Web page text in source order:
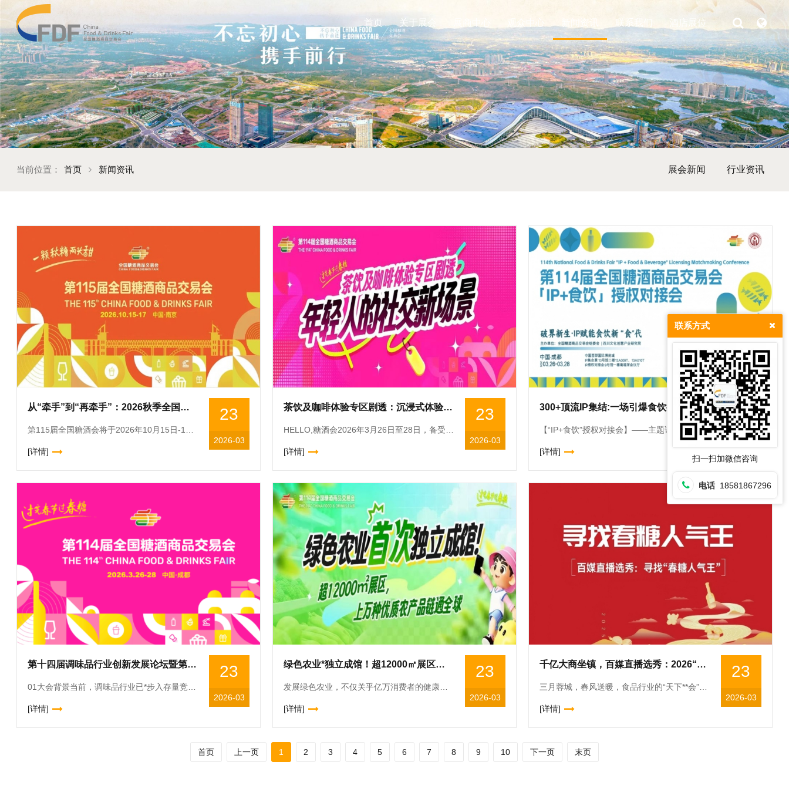
首页 关于展会 酒店展位
当前位置： 首页 新闻资讯 展会新闻 行业资讯
23
2026-03
从“牵手”到“再牵手”：2026秋季全国糖酒会（第115届）续约南京
[详情]
23
2026-03
茶饮及咖啡体验专区剧透：沉浸式体验+新式茶饮品牌集结，年轻人的社交新场景
[详情]
23
2026-03
300+顶流IP集结:一场引爆食饮行业关注的授权盛会
【“IP+食饮”授权对接会】——主题论坛、 IP路演及一对一洽谈会时间：2026年3月27日地点：西博城9号馆一楼南福深会议厅【IP集合展】时间：2026年3月26日—28日地点：西博城13号馆二
[详情]
23
2026-03
第十四届调味品行业创新发展论坛暨第六届中国川调产业发展大会
[详情]
23
2026-03
绿色农业*独立成馆！超12000㎡展区，上万种优质农产品链通*
发展绿色农业，不仅关乎亿万消费者的健康餐桌，关乎千万农户的增收致富，更关乎乡村*振兴的成色与底色，关乎农业强国建设的步伐与质量。“十五五”规划纲要明确，统筹发展科技农业、绿色农业、质量农业、品牌
[详情]
23
2026-03
千亿大商坐镇，百媒直播选秀：2026“成都春糖人气王”即将启幕
[详情]
首页 上一页 1 2 3 4 5 6 7 8 9 10 下一页 末页
联系方式
扫一扫加微信咨询
电话 18581867296